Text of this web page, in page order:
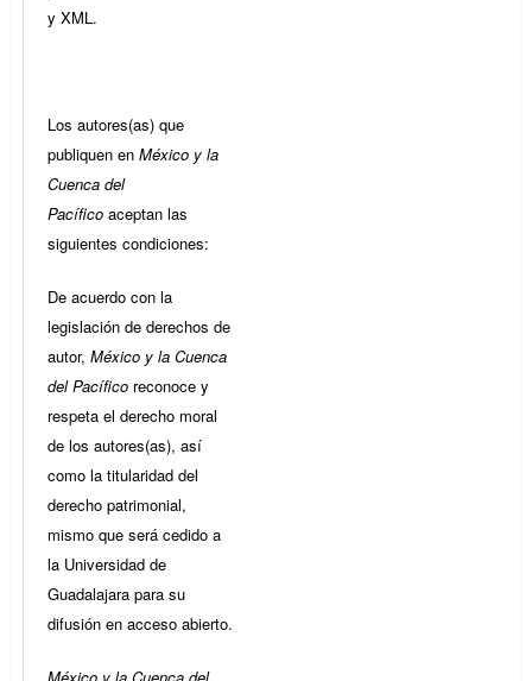
y XML.
Los autores(as) que
publiquen en México y la
Cuenca del
Pacífico aceptan las
siguientes condiciones:
De acuerdo con la
legislación de derechos de
autor, México y la Cuenca
del Pacífico reconoce y
respeta el derecho moral
de los autores(as), así
como la titularidad del
derecho patrimonial,
mismo que será cedido a
la Universidad de
Guadalajara para su
difusión en acceso abierto.